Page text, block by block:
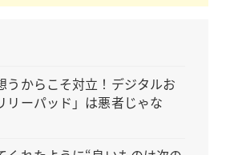
うからこそ対立！デジタルお
リーパッド」は悪者じゃな